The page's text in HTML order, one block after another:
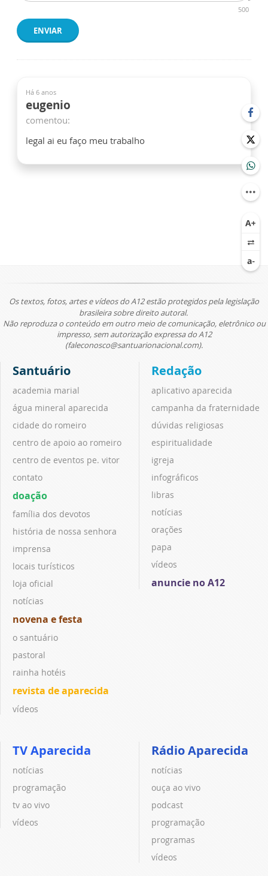
500
ENVIAR
Há 6 anos
eugenio
comentou:
legal ai eu faço meu trabalho
Os textos, fotos, artes e vídeos do A12 estão protegidos pela legislação
brasileira sobre direito autoral.
Não reproduza o conteúdo em outro meio de comunicação, eletrônico ou
impresso, sem autorização expressa do A12
(faleconosco@santuarionacional.com).
Santuário
academia marial
água mineral aparecida
cidade do romeiro
centro de apoio ao romeiro
centro de eventos pe. vitor
contato
doação
família dos devotos
história de nossa senhora
imprensa
locais turísticos
loja oficial
notícias
novena e festa
o santuário
pastoral
rainha hotéis
revista de aparecida
vídeos
Redação
aplicativo aparecida
campanha da fraternidade
dúvidas religiosas
espiritualidade
igreja
infográficos
libras
notícias
orações
papa
vídeos
anuncie no A12
TV Aparecida
notícias
programação
tv ao vivo
vídeos
Rádio Aparecida
notícias
ouça ao vivo
podcast
programação
programas
vídeos